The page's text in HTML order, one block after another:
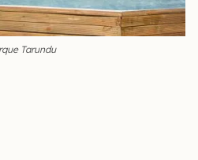
Tarundu